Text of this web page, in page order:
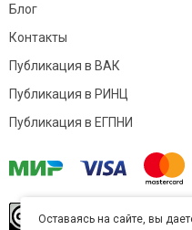
Блог
Контакты
Публикация в ВАК
Публикация в РИНЦ
Публикация в ЕГПНИ
Оставаясь на сайте, вы